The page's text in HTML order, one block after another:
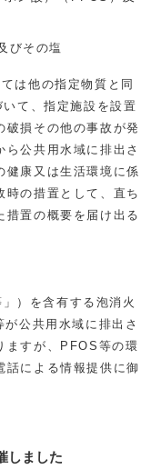
びその塩
は他の指定物質と同
て、指定施設を設置
破損その他の事故が発
公共用水域に排出さ
健康又は生活環境に係
時の措置として、直ち
措置の概要を届け出る
）を含有する泡消火
公共用水域に排出さ
ますが、PFOS等の環
話による情報提供に御
しました